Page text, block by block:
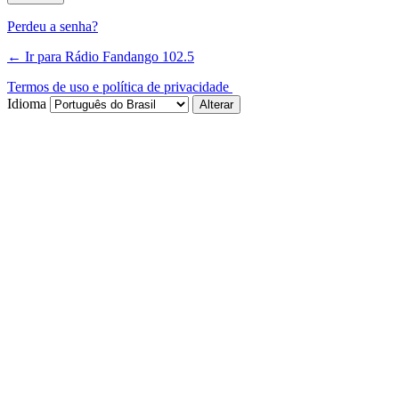
Perdeu a senha?
← Ir para Rádio Fandango 102.5
Termos de uso e política de privacidade
Idioma